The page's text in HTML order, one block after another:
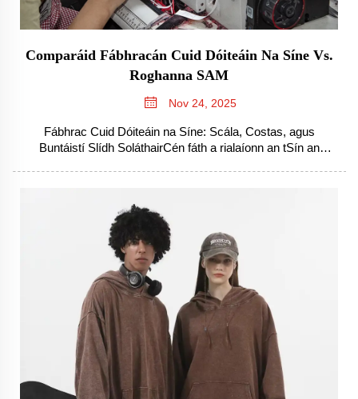
Comparáid Fábhracán Cuid Dóiteáin Na Síne Vs.
Roghanna SAM
Nov 24, 2025
Fábhrac Cuid Dóiteáin na Síne: Scála, Costas, agus
Buntáistí Slídh SoláthairCén fáth a rialaíonn an tSín an